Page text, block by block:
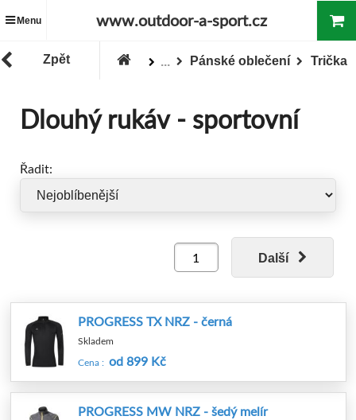
Menu www.outdoor-a-sport.cz
Zpět ... Trička
Pánské oblečení
Dlouhý rukáv - sportovní
Řadit:
Další
PROGRESS TX NRZ - černá
Skladem
Cena : od 899 Kč
PROGRESS MW NRZ - šedý melír